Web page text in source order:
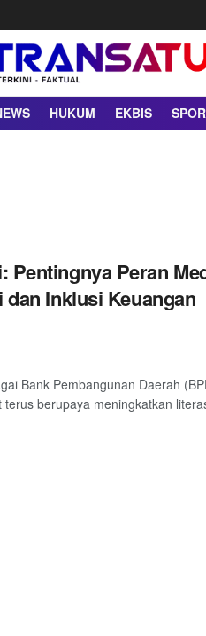
HUKUM EKBIS
Pentingnya Peran
Inklusi Keuangan
Bank Pembangunan Daerah
berupaya meningkatkan